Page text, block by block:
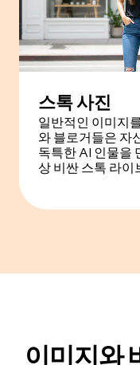
스톡 사진
일반적인 이미지
와 블로거들은 자
독특한 AI 인물을
상 비싼 스톡 라이
이미지와